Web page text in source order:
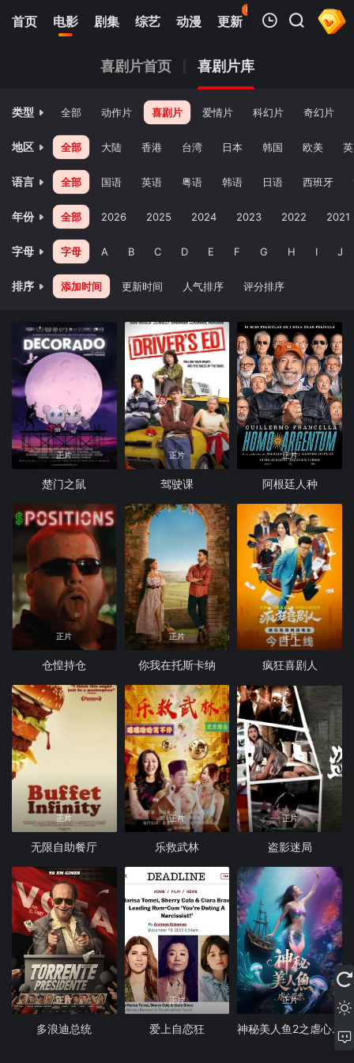
首页 电影 剧集 综艺 动漫 更新
87
热榜 APP
我的观影记录
暂无观看影片的记录
喜剧片首页 喜剧片库
类型 全部 动作片 喜剧片 爱情片 科幻片 奇幻片
地区 全部 大陆 香港 台湾 日本 韩国 欧美
语言 全部 国语 英语 粤语 韩语 日语 西班牙
年份 全部 2026 2025 2024 2023 2022 2021
字母 字母 A B C D E F G H I J
排序 添加时间 更新时间 人气排序 评分排序
正片
楚门之鼠
正片
驾驶课
正片
阿根廷人种
正片
仓惶持仓
正片
你我在托斯卡纳
正片
疯狂喜剧人
正片
无限自助餐厅
正片
乐救武林
正片
盗影迷局
正片
多浪迪总统
正片
爱上自恋狂
正片
神秘美人鱼2之虐心爱恋